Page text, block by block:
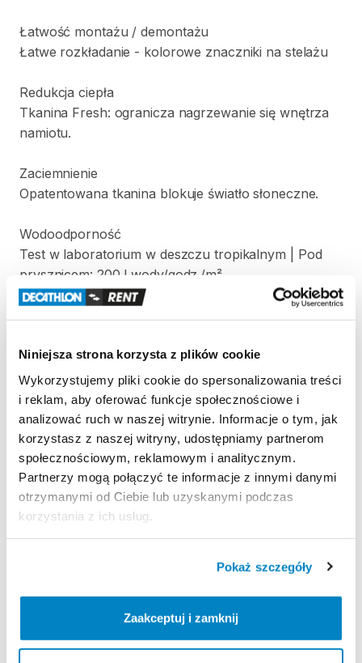
Niniejsza strona korzysta z plików cookie
Wykorzystujemy pliki cookie do spersonalizowania treści
i reklam, aby oferować funkcje społecznościowe i
analizować ruch w naszej witrynie. Informacje o tym, jak
korzystasz z naszej witryny, udostępniamy partnerom
społecznościowym, reklamowym i analitycznym.
Partnerzy mogą połączyć te informacje z innymi danymi
otrzymanymi od Ciebie lub uzyskanymi podczas
korzystania z ich usług.
Pokaż szczegóły
Zaakceptuj i zamknij
Łatwość montażu ​/​ demontażu
Łatwe rozkładanie - kolorowe znaczniki na stelażu
Redukcja ciepła
Tkanina Fresh: ogranicza nagrzewanie się wnętrza
namiotu.
Zaciemnienie
Opatentowana tkanina blokuje światło słoneczne.
Wodoodporność
Test w laboratorium w deszczu tropikalnym
Pod
prysznicem: 200 l wody​/​godz. ​/​m²
tunelu aerodynamicznym
Łatwość
transportu
Prostokątny pokrowiec | 65 x 30 x 25 cm | 48 litry |
10​,​6 kg
Strona produktu w sklepie
REGULAMIN
Regulamin wypożyczalni